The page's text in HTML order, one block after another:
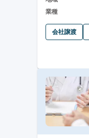
業種
会社譲渡